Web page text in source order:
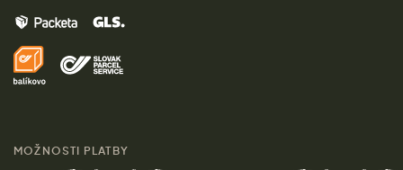
Značky
Pre médiá
Darčeky
Doprava a platba
MOŽNOSTI PLATBY